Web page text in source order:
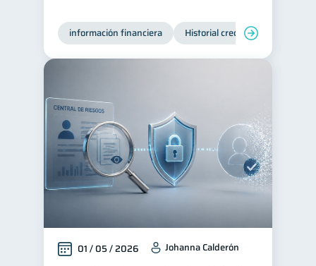
información financiera Historial crediticio
01 / 05 / 2026 Johanna Calderón